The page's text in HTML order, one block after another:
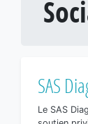
SAS
Le SAS